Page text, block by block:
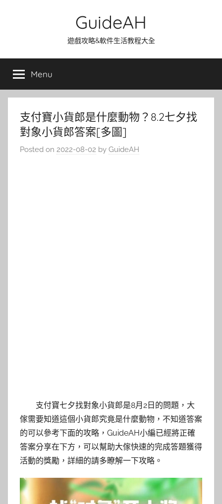
GuideAH
遊戲攻略&軟件生活教程大全
Menu
支付寶小貨郎是什麼動物？8.2七夕找
對象小貨郎答案[多圖]
Posted on 2022-08-02 by GuideAH
支付寶七夕找對象小貨郎是8月2日的問題，大
傢需要知道這個小貨郎究竟是什麼動物，不知道答案
的可以參考下面的攻略，GuideAH小編已經將正確
答案分享在下方，可以幫助大傢快速的完成答題獲得
活動的獎勵，詳細的請多瞭解一下攻略。